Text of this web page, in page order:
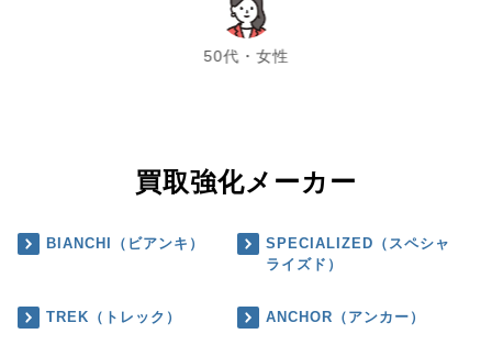
50代・女性
chevron_left chevron_right
買取強化メーカー
BIANCHI（ビアンキ）
SPECIALIZED（スペシャ
ライズド）
TREK（トレック） ANCHOR（アンカー）